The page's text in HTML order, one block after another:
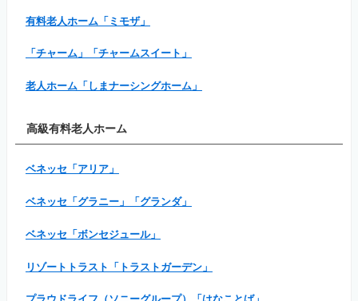
有料老人ホーム「ミモザ」
「チャーム」「チャームスイート」
老人ホーム「しまナーシングホーム」
高級有料老人ホーム
ベネッセ「アリア」
ベネッセ「グラニー」「グランダ」
ベネッセ「ボンセジュール」
リゾートトラスト「トラストガーデン」